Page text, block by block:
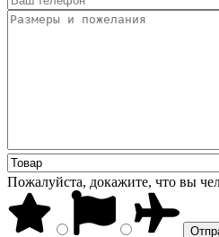
Пожалуйста, докажите, что вы